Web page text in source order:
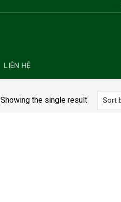
LIÊN HỆ
Showing the single result